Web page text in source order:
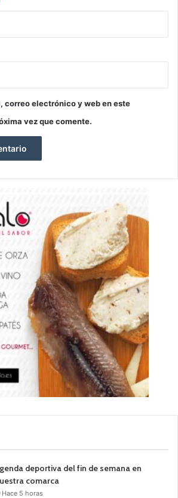
correo electrónico y web en este
vez que comente.
deportiva del fin de semana en
comarca
Hace 5 horas